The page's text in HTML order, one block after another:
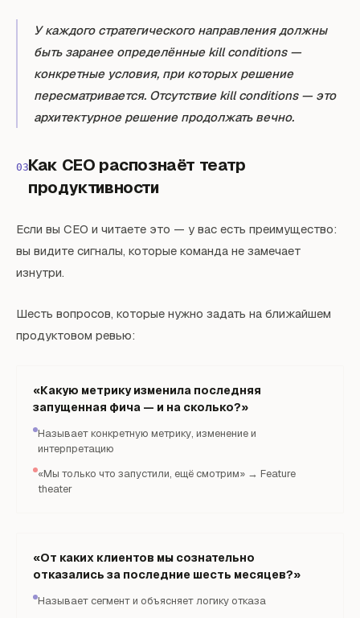
У каждого стратегического направления должны
быть заранее определённые kill conditions —
конкретные условия, при которых решение
пересматривается. Отсутствие kill conditions — это
архитектурное решение продолжать вечно.
03Как CEO распознаёт театр
продуктивности
Если вы CEO и читаете это — у вас есть преимущество:
вы видите сигналы, которые команда не замечает
изнутри.
Шесть вопросов, которые нужно задать на ближайшем
продуктовом ревью:
«Какую метрику изменила последняя
запущенная фича — и на сколько?»
Называет конкретную метрику, изменение и
интерпретацию
«Мы только что запустили, ещё смотрим» → Feature
theater
«От каких клиентов мы сознательно
отказались за последние шесть месяцев?»
Называет сегмент и объясняет логику отказа